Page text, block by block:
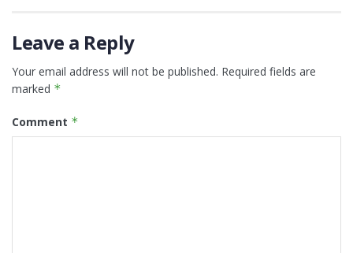
Leave a Reply
Your email address will not be published. Required fields are
marked *
Comment *